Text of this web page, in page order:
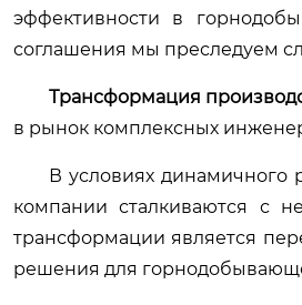
эффективности в
соглашения мы преследуем
Трансформация
в рынок комплексных
В условиях динамичного
компании сталкиваются с
трансформации является
решения для